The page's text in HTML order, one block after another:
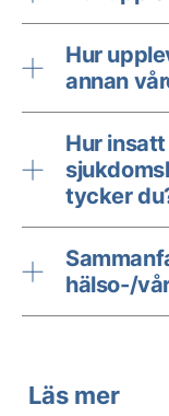
Hur
annan
Hur
tycker
hälso-/
Läs mer